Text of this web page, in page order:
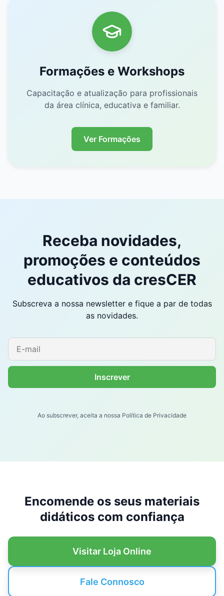
Formações e Workshops
Capacitação e atualização para profissionais
da área clínica, educativa e familiar.
Ver Formações
Receba novidades,
promoções e conteúdos
educativos da cresCER
Subscreva a nossa newsletter e fique a par de todas
as novidades.
Ao subscrever, aceita a nossa Política de Privacidade
Encomende os seus materiais
didáticos com confiança
Visitar Loja Online
Fale Connosco